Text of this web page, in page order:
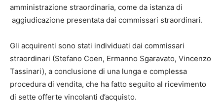
amministrazione straordinaria, come da istanza di
aggiudicazione presentata dai commissari straordinari.
Gli acquirenti sono stati individuati dai commissari
straordinari (Stefano Coen, Ermanno Sgaravato, Vincenzo
Tassinari), a conclusione di una lunga e complessa
procedura di vendita, che ha fatto seguito al ricevimento
di sette offerte vincolanti d’acquisto.